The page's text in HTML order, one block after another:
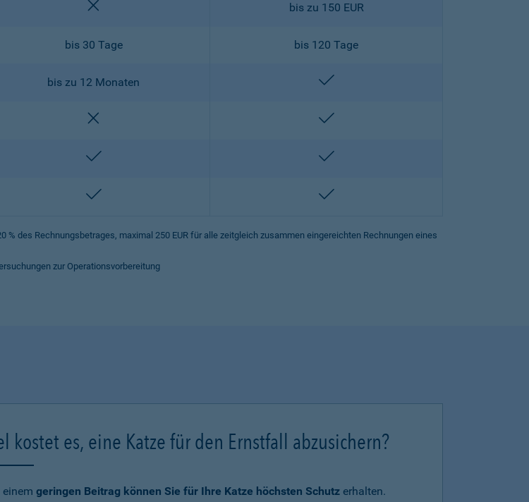
bis zu 150 EUR
bis 30 Tage bis 120 Tage
bis zu 12 Monaten enthalten
enthalten
enthalten enthalten
enthalten enthalten
des Rechnungsbetrages, maximal 250 EUR für alle zeitgleich zusammen eingereichten Rechnungen eines
zur Operationsvorbereitung
kostet es, eine Katze für den Ernstfall abzusichern?
geringen Beitrag können Sie für Ihre Katze höchsten Schutzerhalten.